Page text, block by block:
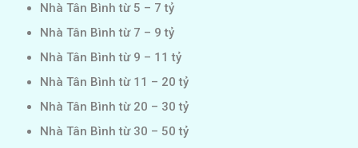
Nhà Tân Bình từ 5 – 7 tỷ
Nhà Tân Bình từ 7 – 9 tỷ
Nhà Tân Bình từ 9 – 11 tỷ
Nhà Tân Bình từ 11 – 20 tỷ
Nhà Tân Bình từ 20 – 30 tỷ
Nhà Tân Bình từ 30 – 50 tỷ